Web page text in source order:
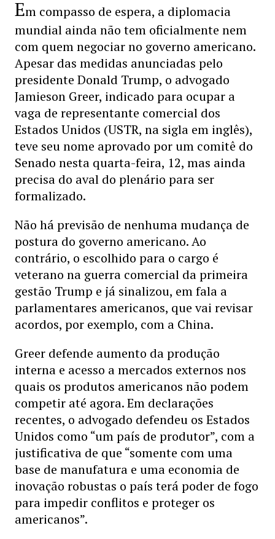
Em compasso de espera, a diplomacia
mundial ainda não tem oficialmente nem
com quem negociar no governo americano.
Apesar das medidas anunciadas pelo
presidente Donald Trump, o advogado
Jamieson Greer, indicado para ocupar a
vaga de representante comercial dos
Estados Unidos (USTR, na sigla em inglês),
teve seu nome aprovado por um comitê do
Senado nesta quarta-feira, 12, mas ainda
precisa do aval do plenário para ser
formalizado.
Não há previsão de nenhuma mudança de
postura do governo americano. Ao
contrário, o escolhido para o cargo é
veterano na guerra comercial da primeira
gestão Trump e já sinalizou, em fala a
parlamentares americanos, que vai revisar
acordos, por exemplo, com a China.
Greer defende aumento da produção
interna e acesso a mercados externos nos
quais os produtos americanos não podem
competir até agora. Em declarações
recentes, o advogado defendeu os Estados
Unidos como “um país de produtor”, com a
justificativa de que “somente com uma
base de manufatura e uma economia de
inovação robustas o país terá poder de fogo
para impedir conflitos e proteger os
americanos”.